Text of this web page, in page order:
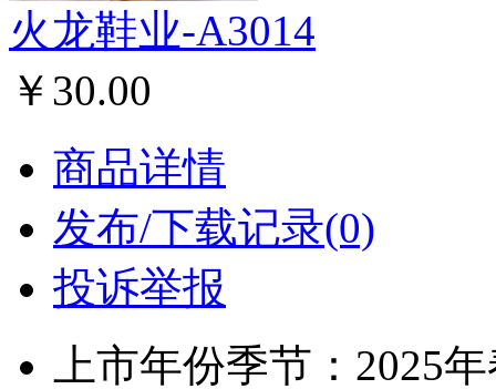
火龙鞋业-A3014
￥30.00
商品详情
发布/下载记录(0)
投诉举报
上市年份季节：2025